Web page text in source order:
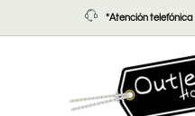
al
*Atención telefónica